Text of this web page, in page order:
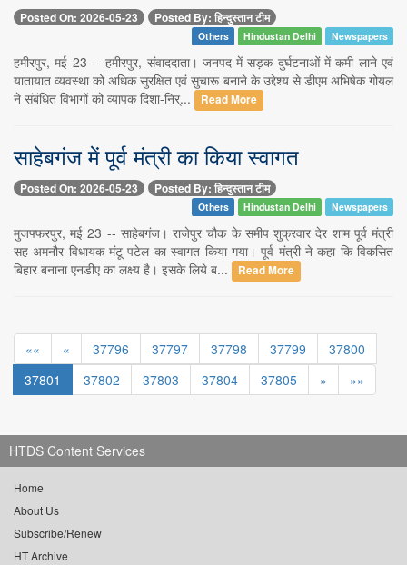
Posted On: 2026-05-23 Posted By: हिन्दुस्तान टीम
Others Hindustan Delhi Newspapers
हमीरपुर, मई 23 -- हमीरपुर, संवाददाता। जनपद में सड़क दुर्घटनाओं में कमी लाने एवं
यातायात व्यवस्था को अधिक सुरक्षित एवं सुचारू बनाने के उद्देश्य से डीएम अभिषेक गोयल
ने संबंधित विभागों को व्यापक दिशा-निर्...
Read More
साहेबगंज में पूर्व मंत्री का किया स्वागत
Posted On: 2026-05-23 Posted By: हिन्दुस्तान टीम
Others Hindustan Delhi Newspapers
मुजफ्फरपुर, मई 23 -- साहेबगंज। राजेपुर चौक के समीप शुक्रवार देर शाम पूर्व मंत्री
सह अमनौर विधायक मंटू पटेल का स्वागत किया गया। पूर्व मंत्री ने कहा कि विकसित
बिहार बनाना एनडीए का लक्ष्य है। इसके लिये ब...
Read More
«« « 37796 37797 37798 37799
37800
37801
37802 37803 37804 37805 » »»
HTDS Content Services
Home
About Us
Subscribe/Renew
HT Archive